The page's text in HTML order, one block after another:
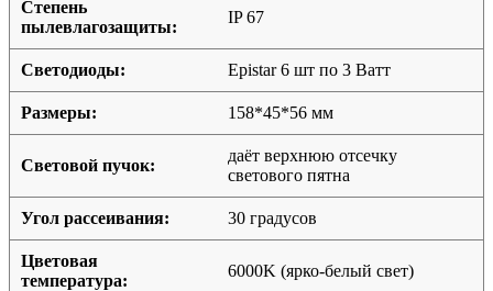
Степень
пылевлагозащиты:
IP 67
Светодиоды: Epistar 6 шт по 3 Ватт
Размеры: 158*45*56 мм
Световой пучок:
даёт верхнюю отсечку
светового пятна
Угол рассеивания: 30 градусов
Цветовая
температура:
6000K (ярко-белый свет)